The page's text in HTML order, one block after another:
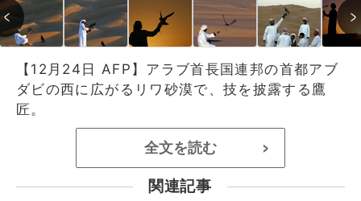
【12月24日 AFP】アラブ首長国連邦の首都アブ
ダビの西に広がるリワ砂漠で、技を披露する鷹
匠。
全文を読む >
関連記事